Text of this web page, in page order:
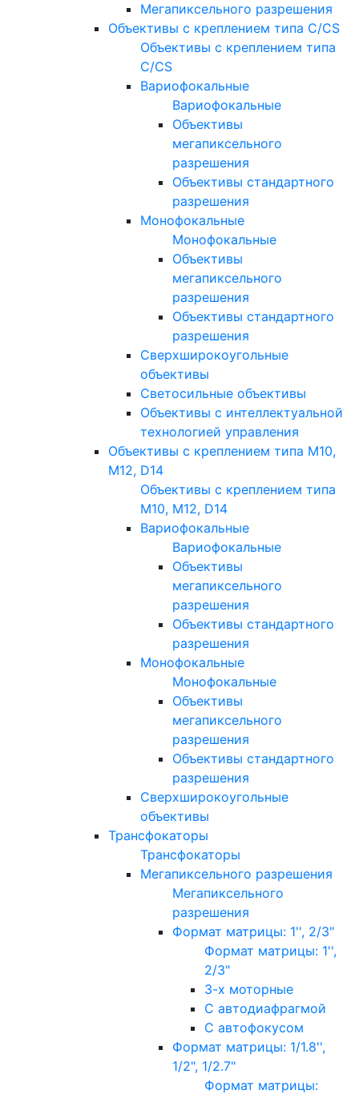
Мегапиксельного разрешения
Объективы с креплением типа C/CS
Объективы с креплением типа
C/CS
Вариофокальные
Вариофокальные
Объективы
мегапиксельного
разрешения
Объективы стандартного
разрешения
Монофокальные
Монофокальные
Объективы
мегапиксельного
разрешения
Объективы стандартного
разрешения
Сверхширокоугольные
объективы
Светосильные объективы
Объективы с интеллектуальной
технологией управления
Объективы с креплением типа M10,
M12, D14
Объективы с креплением типа
M10, M12, D14
Вариофокальные
Вариофокальные
Объективы
мегапиксельного
разрешения
Объективы стандартного
разрешения
Монофокальные
Монофокальные
Объективы
мегапиксельного
разрешения
Объективы стандартного
разрешения
Сверхширокоугольные
объективы
Трансфокаторы
Трансфокаторы
Мегапиксельного разрешения
Мегапиксельного
разрешения
Формат матрицы: 1'', 2/3"
Формат матрицы: 1'',
2/3"
3-х моторные
С автодиафрагмой
С автофокусом
Формат матрицы: 1/1.8'',
1/2", 1/2.7"
Формат матрицы: